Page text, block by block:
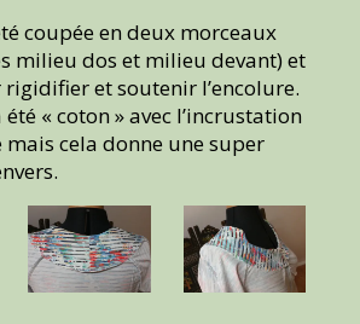
coupée en deux morceaux
milieu dos et milieu devant) et
et soutenir l’encolure.
« coton » avec l’incrustation
mais cela donne une super